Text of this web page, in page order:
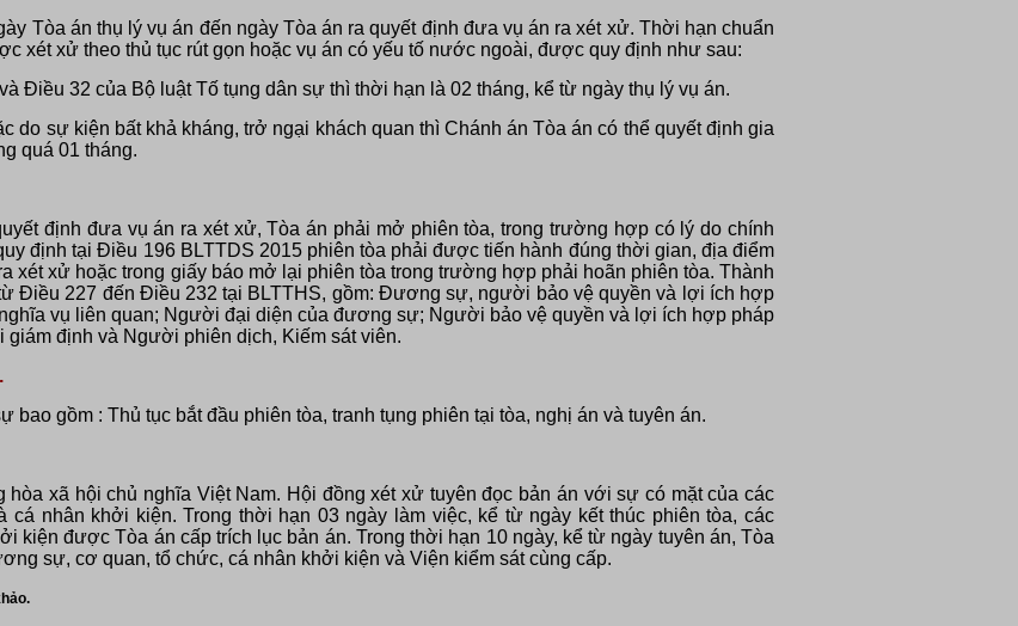
Tòa án thụ lý vụ án đến ngày Tòa án ra quyết định đưa vụ án ra xét xử. Thời hạn chuẩn
xét xử theo thủ tục rút gọn hoặc vụ án có yếu tố nước ngoài, được quy định như sau:
Điều 32 của Bộ luật Tố tụng dân sự thì thời hạn là 02 tháng, kể từ ngày thụ lý vụ án.
do sự kiện bất khả kháng, trở ngại khách quan thì Chánh án Tòa án có thể quyết định gia
quá 01 tháng.
định đưa vụ án ra xét xử, Tòa án phải mở phiên tòa, trong trường hợp có lý do chính
định tại Điều 196 BLTTDS 2015 phiên tòa phải được tiến hành đúng thời gian, địa điểm
xét xử hoặc trong giấy báo mở lại phiên tòa trong trường hợp phải hoãn phiên tòa. Thành
Điều 227 đến Điều 232 tại BLTTHS, gồm: Đương sự, người bảo vệ quyền và lợi ích hợp
vụ liên quan; Người đại diện của đương sự; Người bảo vệ quyền và lợi ích hợp pháp
định và Người phiên dịch, Kiếm sát viên.
bao gồm : Thủ tục bắt đầu phiên tòa, tranh tụng phiên tại tòa, nghị án và tuyên án.
xã hội chủ nghĩa Việt Nam. Hội đồng xét xử tuyên đọc bản án với sự có mặt của các
nhân khởi kiện. Trong thời hạn 03 ngày làm việc, kể từ ngày kết thúc phiên tòa, các
kiện được Tòa án cấp trích lục bản án. Trong thời hạn 10 ngày, kể từ ngày tuyên án, Tòa
sự, cơ quan, tổ chức, cá nhân khởi kiện và Viện kiểm sát cùng cấp.